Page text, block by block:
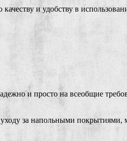
и удобству в
и просто на всеобщие
за напольными покрытиями,